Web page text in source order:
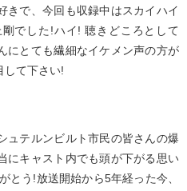
きで、今回も収録中はスカイハイ
でした!ハイ! 聴きどころとして
にとても繊細なイケメン声の方が
して下さい!
ュテルンビルト市民の皆さんの爆
にキャスト内でも頭が下がる思い
とう!放送開始から5年経った今、